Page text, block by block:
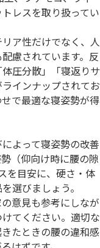
レスを取り扱ってい
ア性だけでなく、人
慮されています。反
圧分散」「寝返りサ
インナップされてお
で最適な寝姿勢が得
よって寝姿勢の改善
（仰向け時に腰の隙
を目安に、硬さ・体
選びましょう。
意見も参考にしなが
てください。適切な
たときの腰の違和感